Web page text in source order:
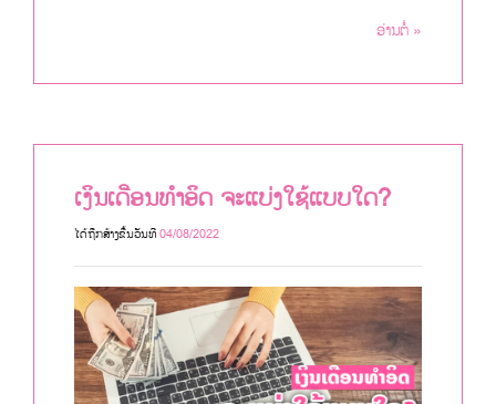
ອ່ານຕໍ່ »
ເງິນ​ເດືອນ​ທຳ​ອິດ ຈະ​ແບ່ງ​ໃຊ້​ແບບ​ໃດ?
ໄດ້ຖືກສ້າງຂື້ນວັນທີ04/08/2022